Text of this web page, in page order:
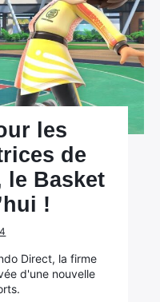
les
de
le Basket
!
Direct, la firme
d'une nouvelle